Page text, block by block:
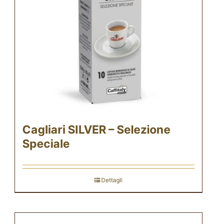
Cagliari SILVER – Selezione
Speciale
Dettagli